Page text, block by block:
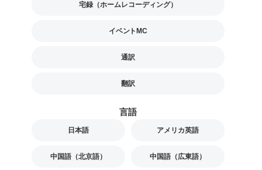
宅録（ホームレコーディング）
イベントMC
通訳
翻訳
言語
日本語 アメリカ英語
中国語（北京語） 中国語（広東語）